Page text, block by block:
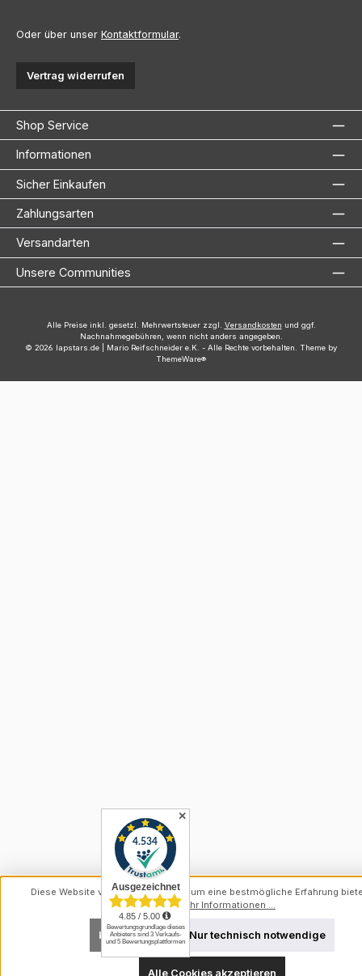
Oder über unser Kontaktformular.
Vertrag widerrufen
Shop Service
Informationen
Sicher Einkaufen
Zahlungsarten
Versandarten
Unsere Communities
Alle Preise inkl. gesetzl. Mehrwertsteuer zzgl. Versandkosten und ggf.
Nachnahmegebühren, wenn nicht anders angegeben.
© 2026 lapstars.de | Mario Reifschneider e.K. - Alle Rechte vorbehalten. Theme by
ThemeWare®
✕
Diese Website verwendet Cookies, um eine bestmögliche Erfahrung
können.Mehr Informationen ...
Nur technisch notwendige
Konfigurieren
Alle Cookies akzeptieren